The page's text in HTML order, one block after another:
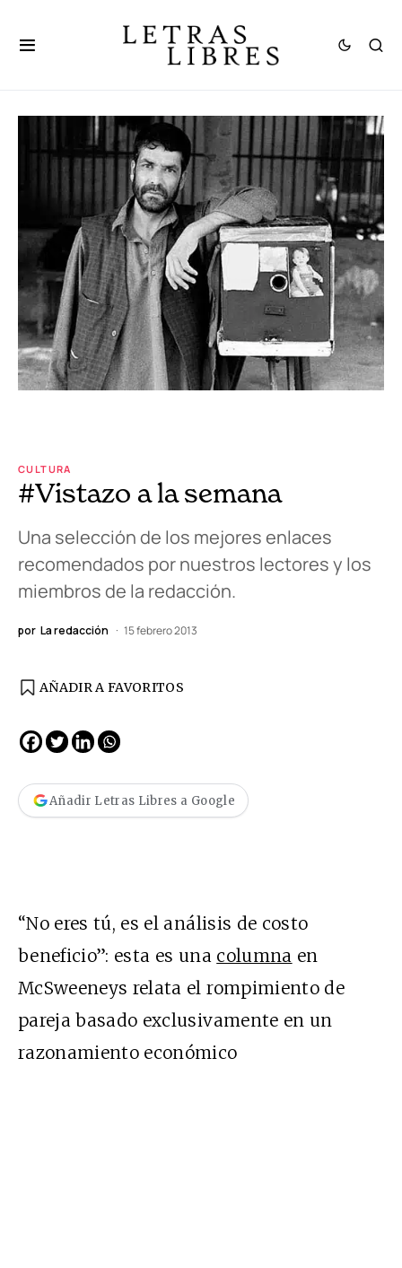
CULTURA
#Vistazo a la semana
Una selección de los mejores enlaces
recomendados por nuestros lectores y los
miembros de la redacción.
por La redacción 15 febrero 2013
AÑADIR A FAVORITOS
Añadir Letras Libres a Google
“No eres tú, es el análisis de costo
beneficio”: esta es una columna en
McSweeneys relata el rompimiento de
pareja basado exclusivamente en un
razonamiento económico